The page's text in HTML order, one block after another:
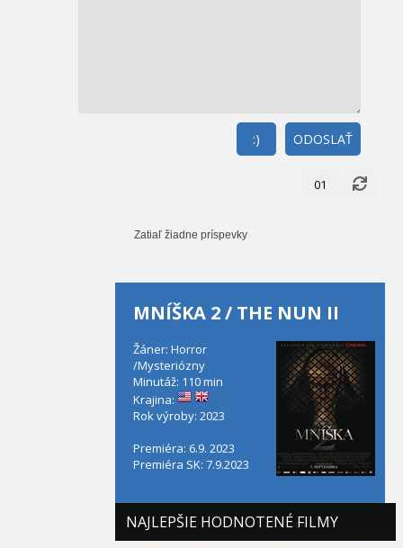
ODOSLAŤ
:)
01
Zatiaľ žiadne príspevky
MNÍŠKA 2 / THE NUN II
Žáner: Horror
/Mysteriózny
Minutáž: 110 min
Krajina:
Rok výroby: 2023
Premiéra: 6.9. 2023
Premiéra SK: 7.9.2023
NAJLEPŠIE HODNOTENÉ FILMY